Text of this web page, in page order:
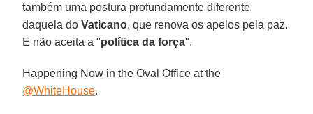
também uma postura profundamente diferente
daquela doVaticano, que renova os apelos pela paz.
E não aceita a "política da força".
Happening Now in the Oval Office at the
@WhiteHouse.